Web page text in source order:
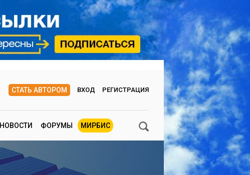
СТАТЬ АВТОРОМ ВХОД РЕГИСТРАЦИЯ
НОВОСТИ ФОРУМЫ МИРБИС